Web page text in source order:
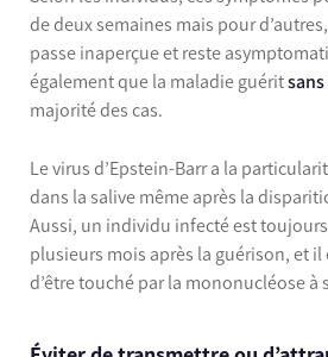
de deux semaines mais pour
passe inaperçue et reste
également que la maladie guérit
majorité des cas.
Le virus d’Epstein-Barr a la
dans la salive même après la
Aussi, un individu infecté est
plusieurs mois après la guérison, et
d’être touché par la mononucléose à